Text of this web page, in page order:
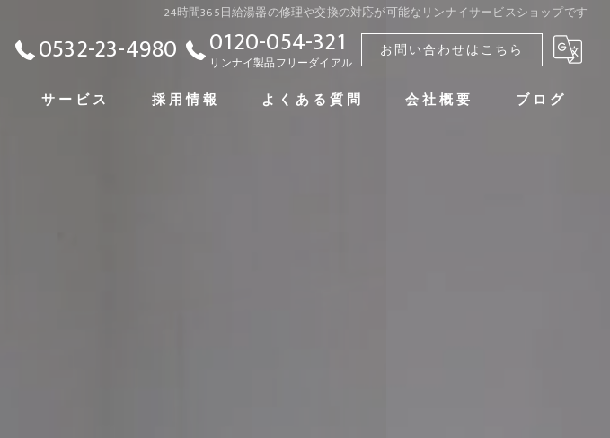
24時間365日給湯器の修理や交換の対応が可能なリンナイサービスショップです
0532-23-4980 0120-054-321
リンナイ製品フリーダイアル
お問い合わせはこちら
サービス 採用情報 よくある質問 会社概要 ブログ